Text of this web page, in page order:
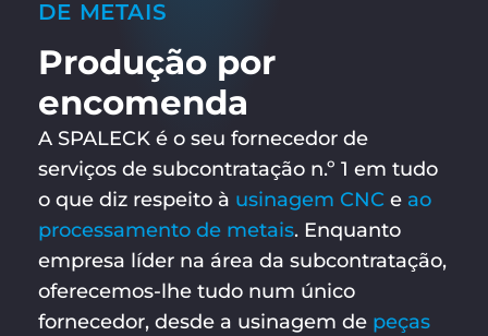
DE METAIS
Produção por
encomenda
A SPALECK é o seu fornecedor de
serviços de subcontratação n.º 1 em tudo
o que diz respeito à usinagem CNC e ao
processamento de metais. Enquanto
empresa líder na área da subcontratação,
oferecemos-lhe tudo num único
fornecedor, desde a usinagem de peças